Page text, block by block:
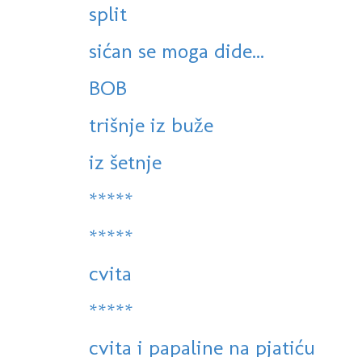
split
sićan se moga dide...
BOB
trišnje iz buže
iz šetnje
*****
*****
cvita
*****
cvita i papaline na pjatiću